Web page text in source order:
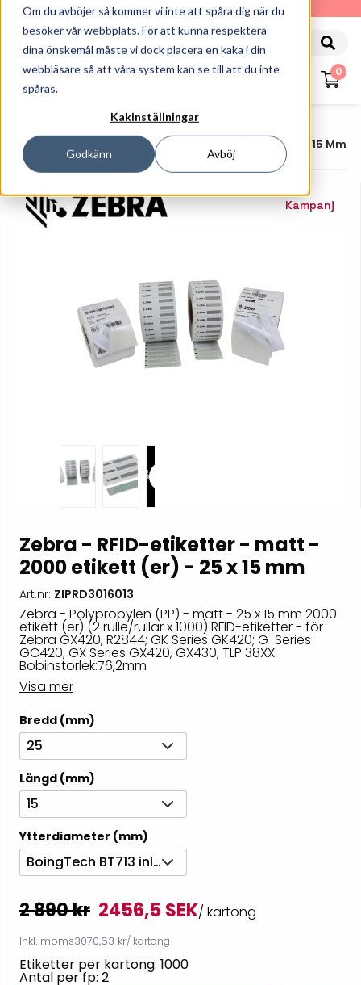
Om du avböjer så kommer vi inte att spåra dig när du
besöker vår webbplats. För att kunna respektera
dina önskemål måste vi dock placera en kaka i din
webbläsare så att våra system kan se till att du inte
spåras.
Kakinställningar
Godkänn Avböj
010-162 61 90
0
Etiketter Och Färgband
Zebra - RFID-Etiketter - Matt - 2000 Etikett (er) - 25 X 15 Mm
Kampanj
Zebra - RFID-etiketter - matt -
2000 etikett (er) - 25 x 15 mm
Art.nr: ZIPRD3016013
Zebra - Polypropylen (PP) - matt - 25 x 15 mm 2000
etikett (er) (2 rulle/rullar x 1000) RFID-etiketter - för
Zebra GX420, R2844; GK Series GK420; G-Series
GC420; GX Series GX420, GX430; TLP 38XX.
Bobinstorlek:76,2mm
Visa mer
Bredd (mm)
25
Längd (mm)
15
Ytterdiameter (mm)
BoingTech BT713 inlay, 1000/rulle
2 890 kr 2456,5 SEK/ kartong
Inkl. moms3070,63 kr/ kartong
Etiketter per kartong: 1000
Antal per fp: 2